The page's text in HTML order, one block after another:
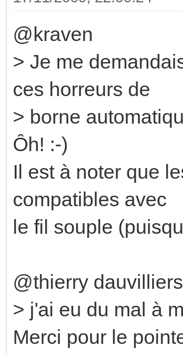
@kraven
> Je me
ces horreurs de
> borne
Ôh! :-)
Il est à noter que
compatibles avec
le fil souple
@thierry dauvilliers
> j'ai eu du mal à
Merci pour le